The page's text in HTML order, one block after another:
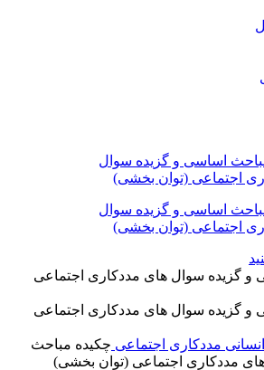
مددکاری اجتماعی چکیده مباحث
مددکاری اجتماعی (توان بخشی)